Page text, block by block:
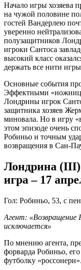
Начало игры хозяева
на чужой половине
гостей Вандерлею
уверенно
полузащитников
игроки Сантоса
высокий класс
держать все нити
Основные события
Эффектными
Лондрины игрок
защитника хозяев
миновала. Но в игру
этом эпизоде очень
Робиньо и точным
возвращения в Сан-
Лондрина (III)
игра – 17
Гол: Робиньо, 53, с
Агент: «Возвращение
исключается»
По мнению агента,
форварда Робиньо,
футболку «россонери».